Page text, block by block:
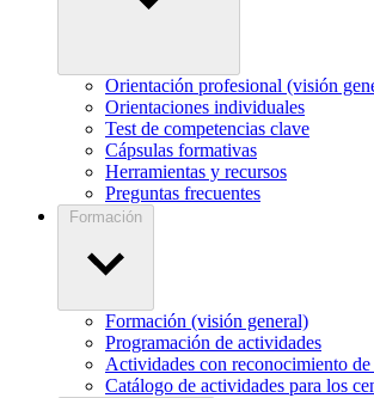
Orientación profesional (visión
Orientaciones individuales
Test de competencias clave
Cápsulas formativas
Herramientas y recursos
Preguntas frecuentes
Formación
Formación (visión general)
Programación de actividades
Actividades con reconocimiento de
Catálogo de actividades para los